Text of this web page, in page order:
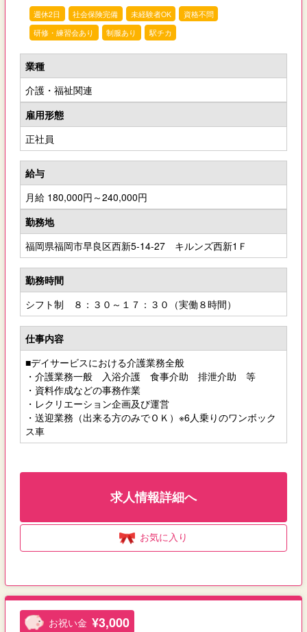
週休2日 社会保険完備 未経験者OK
資格不問
研修・練習会あり
制服あり 駅チカ
業種
介護・福祉関連
雇用形態
正社員
給与
月給 180,000円～240,000円
勤務地
福岡県福岡市早良区西新5-14-27 キルンズ西新1Ｆ
勤務時間
シフト制 ８：３０～１７：３０（実働８時間）
仕事内容
■デイサービスにおける介護業務全般
・介護業務一般 入浴介護 食事介助 排泄介助 等
・資料作成などの事務作業
・レクリエーション企画及び運営
・送迎業務（出来る方のみでＯＫ）※6人乗りのワンボック
ス車
求人情報詳細へ
お気に入り
お祝い金 ¥3,000